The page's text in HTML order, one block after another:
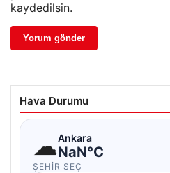
kaydedilsin.
Hava Durumu
☁Ankara
NaN°C
ŞEHIR SEÇ